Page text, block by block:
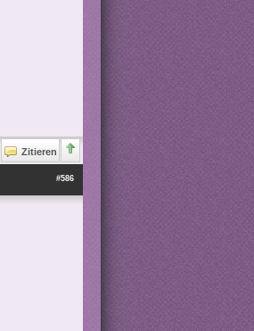
Zitieren
#586